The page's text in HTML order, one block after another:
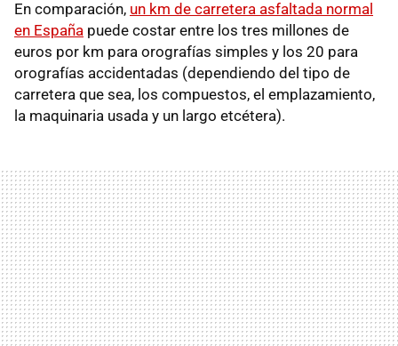
En comparación, un km de carretera asfaltada normal
en España puede costar entre los tres millones de
euros por km para orografías simples y los 20 para
orografías accidentadas (dependiendo del tipo de
carretera que sea, los compuestos, el emplazamiento,
la maquinaria usada y un largo etcétera).